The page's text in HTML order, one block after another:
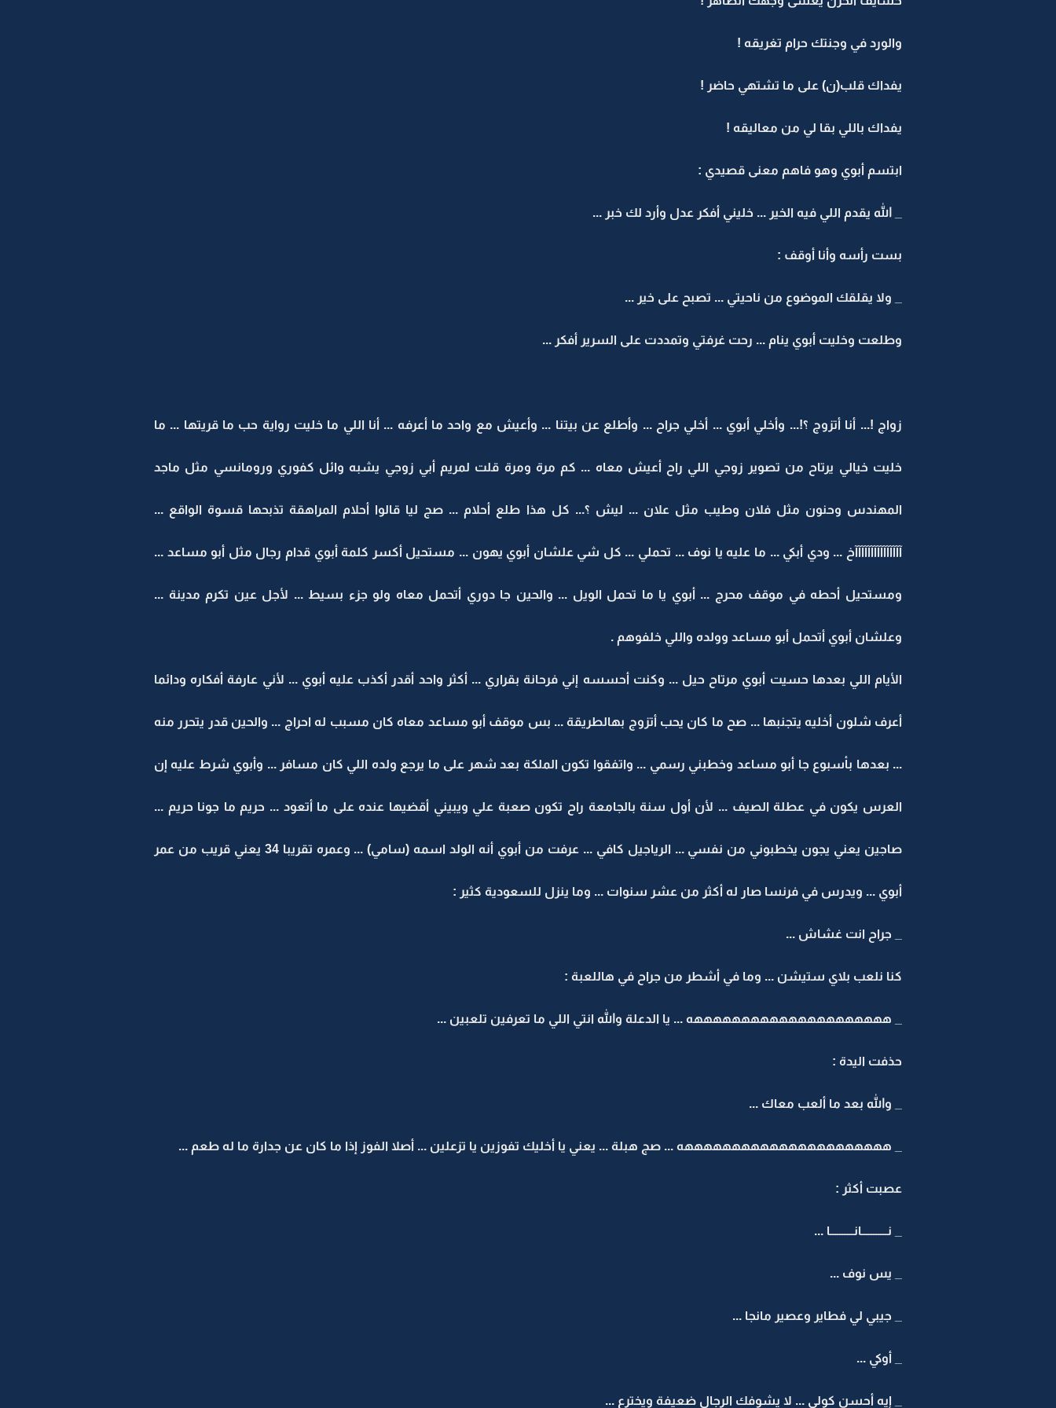
والورد في وجنتك حرام تغريقه !
يفداك قلب(ن) على ما تشتهي حاضر !
يفداك باللي بقا لي من معاليقه !
ابتسم أبوي وهو فاهم معنى قصيدي :
_ الله يقدم اللي فيه الخير ... خليني أفكر عدل وأرد لك خبر ...
بست رأسه وأنا أوقف :
_ ولا يقلقك الموضوع من ناحيتي ... تصبح على خير ...
وطلعت وخليت أبوي ينام ... رحت غرفتي وتمددت على السرير أفكر ...
زواج !... أنا أتزوج ؟!... وأخلي أبوي ... أخلي جراح ... وأطلع عن بيتنا ... وأعيش مع واحد ما أعرفه ... أنا اللي ما خليت رواية حب ما قريتها ... ما
خليت خيالي يرتاح من تصوير زوجي اللي راح أعيش معاه ... كم مرة ومرة قلت لمريم أبي زوجي يشبه وائل كفوري ورومانسي مثل ماجد
المهندس وحنون مثل فلان وطيب مثل علان ... ليش ؟... كل هذا طلع أحلام ... صج ليا قالوا أحلام المراهقة تذبحها قسوة الواقع ...
آآآآآآآآآآآآآآآخ ... ودي أبكي ... ما عليه يا نوف ... تحملي ... كل شي علشان أبوي يهون ... مستحيل أكسر كلمة أبوي قدام رجال مثل أبو مساعد ...
ومستحيل أحطه في موقف محرج ... أبوي يا ما تحمل الويل ... والحين جا دوري أتحمل معاه ولو جزء بسيط ... لأجل عين تكرم مدينة ...
وعلشان أبوي أتحمل أبو مساعد وولده واللي خلفوهم .
الأيام اللي بعدها حسيت أبوي مرتاح حيل ... وكنت أحسسه إني فرحانة بقراري ... أكثر واحد أقدر أكذب عليه أبوي ... لأني عارفة أفكاره ودائما
أعرف شلون أخليه يتجنبها ... صح ما كان يحب أتزوج بهالطريقة ... بس موقف أبو مساعد معاه كان مسبب له احراج ... والحين قدر يتحرر منه
... بعدها بأسبوع جا أبو مساعد وخطبني رسمي ... واتفقوا تكون الملكة بعد شهر على ما يرجع ولده اللي كان مسافر ... وأبوي شرط عليه إن
العرس يكون في عطلة الصيف ... لأن أول سنة بالجامعة راح تكون صعبة علي ويبيني أقضيها عنده على ما أتعود ... حريم ما جونا حريم ...
صاجين يعني يجون يخطبوني من نفسي ... الرياجيل كافي ... عرفت من أبوي أنه الولد اسمه (سامي) ... وعمره تقريبا 34 يعني قريب من عمر
أبوي ... ويدرس في فرنسا صار له أكثر من عشر سنوات ... وما ينزل للسعودية كثير :
_ جراح انت غشاش ...
كنا نلعب بلاي ستيشن ... وما في أشطر من جراح في هاللعبة :
_ هههههههههههههههههههههه ... يا الدعلة والله انتي اللي ما تعرفين تلعبين ...
حذفت اليدة :
_ والله بعد ما ألعب معاك ...
_ ههههههههههههههههههههههه ... صج هبلة ... يعني يا أخليك تفوزين يا تزعلين ... أصلا الفوز إذا ما كان عن جدارة ما له طعم ...
عصبت أكثر :
_ نـــــــــــانــــــــــا ...
_ يس نوف ...
_ جيبي لي فطاير وعصير مانجا ...
_ أوكي ...
_ إيه أحسن كولي ... لا يشوفك الرجال ضعيفة ويخترع ...